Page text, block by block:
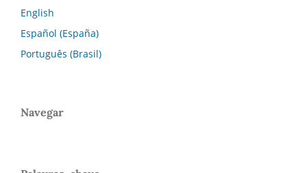
English
Español (España)
Português (Brasil)
Navegar